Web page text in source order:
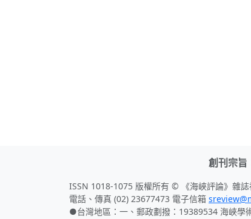
創刊宗旨
ISSN 1018-1075 版權所有 © 《海峽評論》雜誌
電話、傳真 (02) 23677473 電子信箱
●台灣地區：一、郵政劃撥：19389534 海峽學